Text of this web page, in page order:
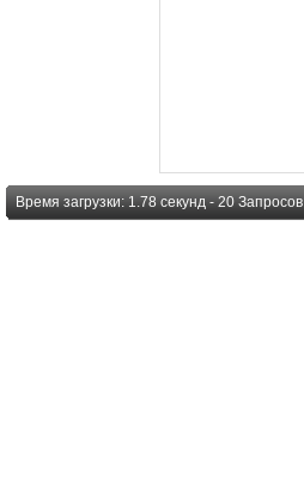
Время загрузки: 1.78 секунд - 20 Запросов